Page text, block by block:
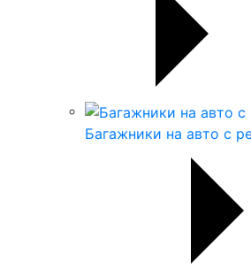
Багажники на авто с